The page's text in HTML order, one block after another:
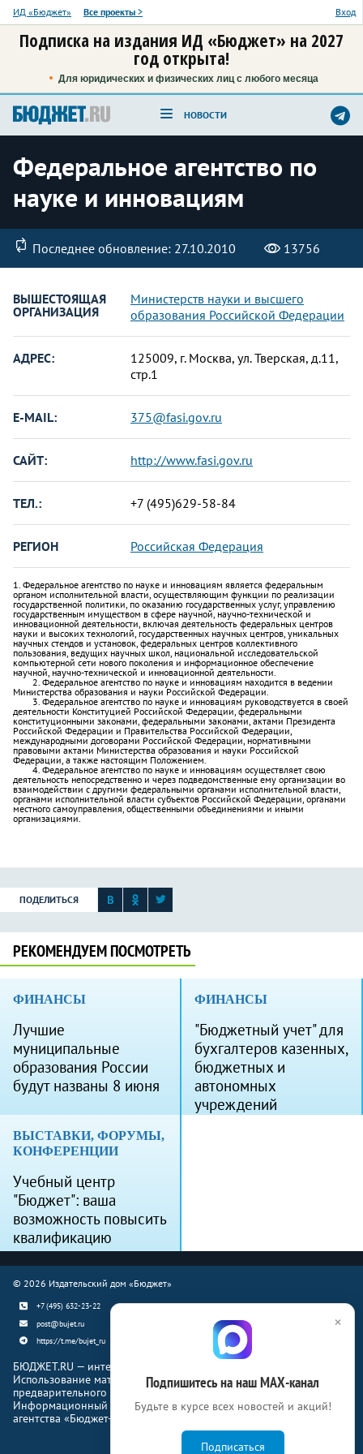
ИД «Бюджет» Все проекты > Вход
Подписка на издания ИД «Бюджет» на 2027
год открыта!
Для юридических и физических лиц с любого месяца
НОВОСТИ
Федеральное агентство по
науке и инновациям
Последнее обновление: 27.10.2010 13756
ВЫШЕСТОЯЩАЯ
ОРГАНИЗАЦИЯ
Министерств науки и высшего
образования Российской Федерации
АДРЕС:
125009, г. Москва, ул. Тверская, д.11,
стр.1
E-MAIL: 375@fasi.gov.ru
САЙТ: http://www.fasi.gov.ru
ТЕЛ.: +7 (495)629-58-84
РЕГИОН Российская Федерация
1. Федеральное агентство по науке и инновациям является федеральным
органом исполнительной власти, осуществляющим функции по реализации
государственной политики, по оказанию государственных услуг, управлению
государственным имуществом в сфере научной, научно-технической и
инновационной деятельности, включая деятельность федеральных центров
науки и высоких технологий, государственных научных центров, уникальных
научных стендов и установок, федеральных центров коллективного
пользования, ведущих научных школ, национальной исследовательской
компьютерной сети нового поколения и информационное обеспечение
научной, научно-технической и инновационной деятельности.
2. Федеральное агентство по науке и инновациям находится в ведении
Министерства образования и науки Российской Федерации.
3. Федеральное агентство по науке и инновациям руководствуется в своей
деятельности Конституцией Российской Федерации, федеральными
конституционными законами, федеральными законами, актами Президента
Российской Федерации и Правительства Российской Федерации,
международными договорами Российской Федерации, нормативными
правовыми актами Министерства образования и науки Российской
Федерации, а также настоящим Положением.
4. Федеральное агентство по науке и инновациям осуществляет свою
деятельность непосредственно и через подведомственные ему организации во
взаимодействии с другими федеральными органами исполнительной власти,
органами исполнительной власти субъектов Российской Федерации, органами
местного самоуправления, общественными объединениями и иными
организациями.
ПОДЕЛИТЬСЯ
РЕКОМЕНДУЕМ ПОСМОТРЕТЬ
ФИНАНСЫ
Лучшие
муниципальные
образования России
будут названы 8 июня
ФИНАНСЫ
"Бюджетный учет" для
бухгалтеров казенных,
бюджетных и
автономных
учреждений
ВЫСТАВКИ, ФОРУМЫ,
КОНФЕРЕНЦИИ
Учебный центр
"Бюджет": ваша
возможность повысить
квалификацию
© 2026 Издательский дом «Бюджет»
+7 (495) 632-23-22
post@bujet.ru
https://t.me/bujet_ru
БЮДЖЕТ.RU — интернет-издание о финансовой жизни страны.
Использование материалов Бюджет.ru разрешено только с
предварительного письменного согласия правообладателей.
Информационный продукт «Журнал Бюджет» информационного
агентства «Бюджет-Медиа»
×
Подпишитесь на наш МАХ-канал
Будьте в курсе всех новостей и акций!
Подписаться